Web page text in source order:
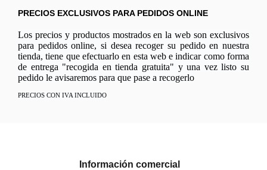
PRECIOS EXCLUSIVOS PARA PEDIDOS ONLINE
Los precios y productos mostrados en la web son exclusivos
para pedidos online, si desea recoger su pedido en nuestra
tienda, tiene que efectuarlo en esta web e indicar como forma
de entrega "recogida en tienda gratuita" y una vez listo su
pedido le avisaremos para que pase a recogerlo
PRECIOS CON IVA INCLUIDO
Información comercial